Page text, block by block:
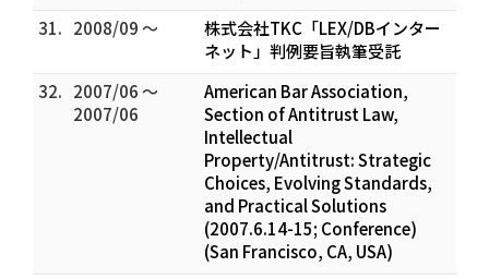
31. 2008/09 ～
株式会社TKC「LEX/DBインター
ネット」判例要旨執筆受託
32. 2007/06 ～
2007/06
American Bar Association,
Section of Antitrust Law,
Intellectual
Property/Antitrust: Strategic
Choices, Evolving Standards,
and Practical Solutions
(2007.6.14-15; Conference)
(San Francisco, CA, USA)